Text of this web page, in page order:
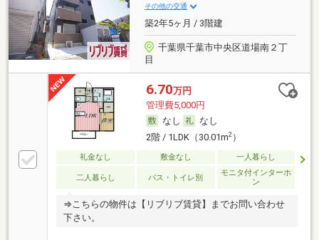
その他の交通
築2年5ヶ月 / 3階建
千葉県千葉市中央区道場南２丁
目
6.70万円
管理費5,000円
なし
なし
2階 / 1LDK（30.01m2）
礼金なし 敷金なし 一人暮らし
二人暮らし バス・トイレ別
モニタ付インターホ
ン
⇒こちらの物件は【リブリブ賃貸】までお問い合わせ
下さい。